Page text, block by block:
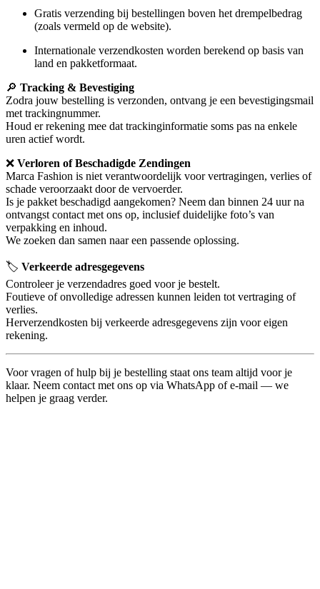
Gratis verzending bij bestellingen boven het drempelbedrag
(zoals vermeld op de website).
Internationale verzendkosten worden berekend op basis van
land en pakketformaat.
🔎 Tracking & Bevestiging
Zodra jouw bestelling is verzonden, ontvang je een bevestigingsmail
met trackingnummer.
Houd er rekening mee dat trackinginformatie soms pas na enkele
uren actief wordt.
❌ Verloren of Beschadigde Zendingen
Marca Fashion is niet verantwoordelijk voor vertragingen, verlies of
schade veroorzaakt door de vervoerder.
Is je pakket beschadigd aangekomen? Neem dan binnen 24 uur na
ontvangst contact met ons op, inclusief duidelijke foto’s van
verpakking en inhoud.
We zoeken dan samen naar een passende oplossing.
🏷️ Verkeerde adresgegevens
Controleer je verzendadres goed voor je bestelt.
Foutieve of onvolledige adressen kunnen leiden tot vertraging of
verlies.
Herverzendkosten bij verkeerde adresgegevens zijn voor eigen
rekening.
Voor vragen of hulp bij je bestelling staat ons team altijd voor je
klaar. Neem contact met ons op via WhatsApp of e-mail — we
helpen je graag verder.